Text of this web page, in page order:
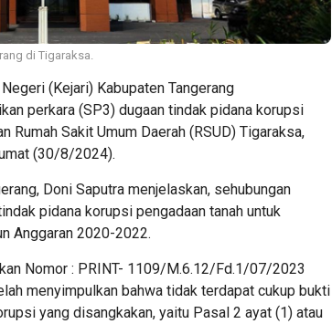
di Tigaraksa.
(Kejari) Kabupaten Tangerang
perkara (SP3) dugaan tindak pidana korupsi
Rumah Sakit Umum Daerah (RSUD) Tigaraksa,
(30/8/2024).
Doni Saputra menjelaskan, sehubungan
pidana korupsi pengadaan tanah untuk
Anggaran 2020-2022.
Nomor : PRINT- 1109/M.6.12/Fd.1/07/2023
menyimpulkan bahwa tidak terdapat cukup bukti
yang disangkakan, yaitu Pasal 2 ayat (1) atau